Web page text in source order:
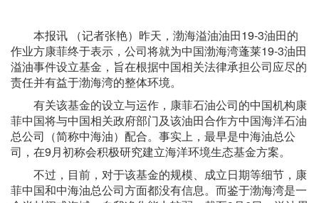
本报讯 （记者张艳）昨天，渤海溢油油田19-3油田的
作业方康菲终于表示，公司将就为中国渤海湾蓬莱19-3油田
溢油事件设立基金，旨在根据中国相关法律承担公司应尽的
责任并有益于渤海湾的整体环境。
有关该基金的设立与运作，康菲石油公司的中国机构康
菲中国将与中国相关政府部门及该油田合作方中国海洋石油
总公司（简称中海油）配合。事实上，最早是中海油总公
司，在9月初称会积极研究建立海洋环境生态基金方案。
不过，目前，对于该基金的规模、成立日期等细节，康
菲中国和中海油总公司方面都没有信息。而鉴于渤海湾是一